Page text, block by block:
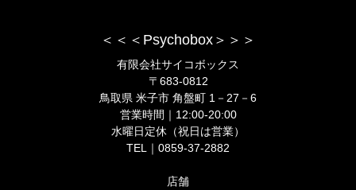
＜＜＜Psychobox＞＞＞
有限会社サイコボックス
〒683-0812
鳥取県 米子市 角盤町 1－27－6
営業時間｜12:00-20:00
水曜日定休（祝日は営業）
TEL｜0859-37-2882
店舗